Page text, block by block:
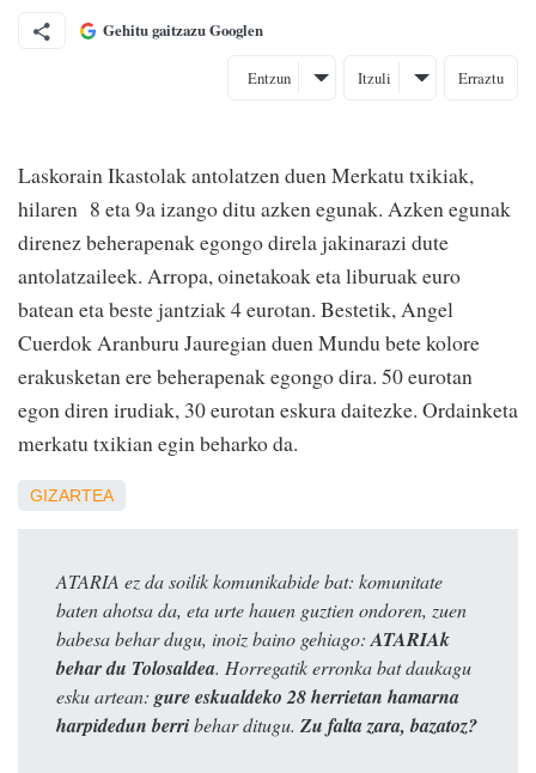
Gehitu gaitzazu Googlen
Entzun Itzuli Erraztu
Laskorain Ikastolak antolatzen duen Merkatu txikiak,
hilaren 8 eta 9a izango ditu azken egunak. Azken egunak
direnez beherapenak egongo direla jakinarazi dute
antolatzaileek. Arropa, oinetakoak eta liburuak euro
batean eta beste jantziak 4 eurotan. Bestetik, Angel
Cuerdok Aranburu Jauregian duen Mundu bete kolore
erakusketan ere beherapenak egongo dira. 50 eurotan
egon diren irudiak, 30 eurotan eskura daitezke. Ordainketa
merkatu txikian egin beharko da.
GIZARTEA
ATARIA ez da soilik komunikabide bat: komunitate
baten ahotsa da, eta urte hauen guztien ondoren, zuen
babesa behar dugu, inoiz baino gehiago: ATARIAk
behar du Tolosaldea. Horregatik erronka bat daukagu
esku artean: gure eskualdeko 28 herrietan hamarna
harpidedun berribehar ditugu. Zu falta zara, bazatoz?